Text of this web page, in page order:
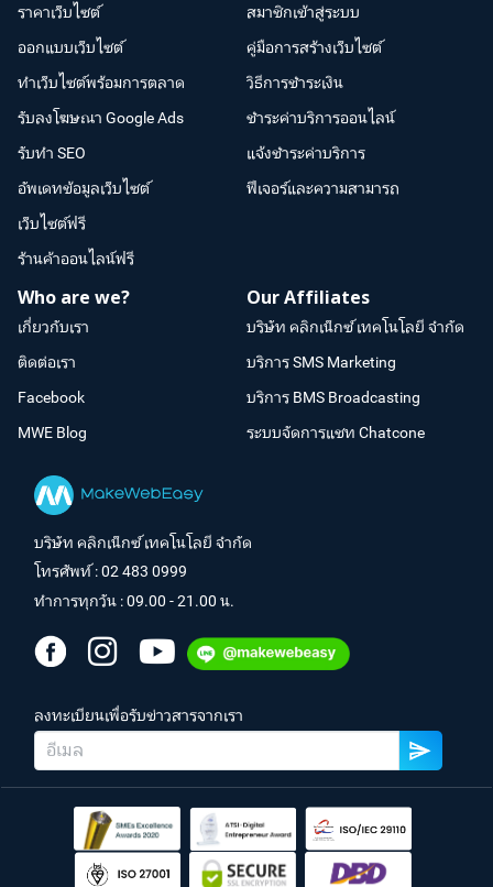
ราคาเว็บไซต์
ออกแบบเว็บไซต์
ทำเว็บไซต์พร้อมการตลาด
รับลงโฆษณา Google Ads
รับทำ SEO
อัพเดทข้อมูลเว็บไซต์
เว็บไซต์ฟรี
ร้านค้าออนไลน์ฟรี
สมาชิกเข้าสู่ระบบ
คู่มือการสร้างเว็บไซต์
วิธีการชำระเงิน
ชำระค่าบริการออนไลน์
แจ้งชำระค่าบริการ
ฟีเจอร์และความสามารถ
Who are we?
เกี่ยวกับเรา
ติดต่อเรา
Facebook
MWE Blog
Our Affiliates
บริษัท คลิกเน็กซ์ เทคโนโลยี จำกัด
บริการ SMS Marketing
บริการ BMS Broadcasting
ระบบจัดการแชท Chatcone
บริษัท คลิกเน็กซ์ เทคโนโลยี จำกัด
โทรศัพท์ :02 483 0999
ทำการทุกวัน : 09.00 - 21.00 น.
ลงทะเบียนเพื่อรับข่าวสารจากเรา